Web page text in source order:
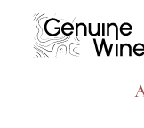
content